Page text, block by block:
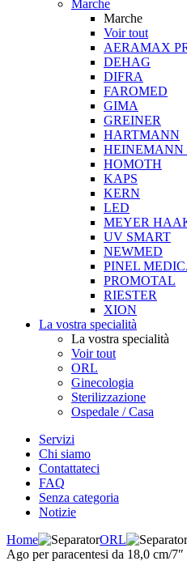
Marche
Marche
Voir tout
AERAMAX
DEHAG
DIFRA
FAROMED
GIMA
GREINER
HARTMANN
HOMOTH
KAPS
KERN
LED
MEYER
UV SMART
NEWMED
PINEL
PROMOTAL
RIESTER
XION
La vostra specialità
La vostra specialità
Voir tout
ORL
Ginecologia
Sterilizzazione
Ospedale / Casa
Servizi
Chi siamo
Contattateci
FAQ
Senza categoria
Notizie
Home
ORL
Ago per paracentesi da 18,0 cm/7″